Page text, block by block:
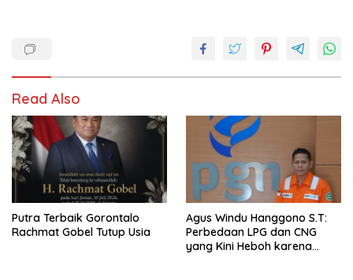
Read Also
Putra Terbaik Gorontalo
Rachmat Gobel Tutup Usia
Agus Windu Hanggono S.T:
Perbedaan LPG dan CNG
yang Kini Heboh karena